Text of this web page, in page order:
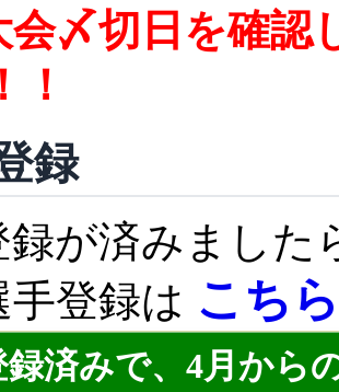
会〆切日を確認
！
録
録が済みました
手登録は こち
録済みで、4月から